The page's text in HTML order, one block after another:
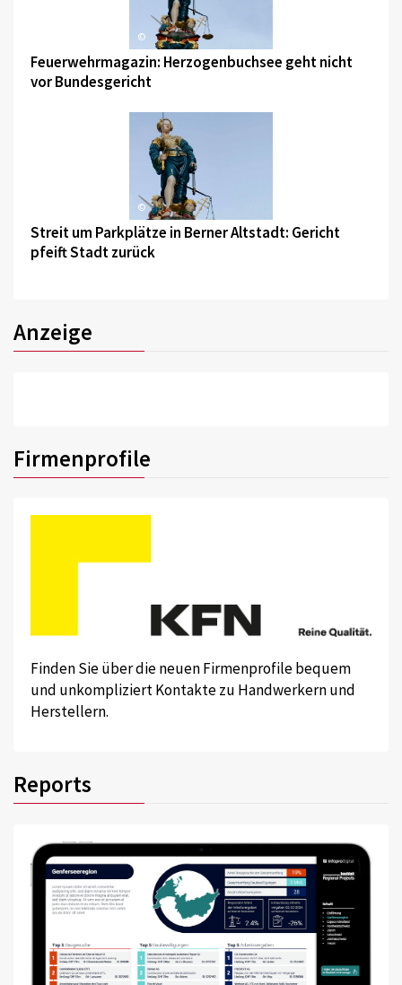
©
Feuerwehrmagazin: Herzogenbuchsee geht nicht
vor Bundesgericht
©
Streit um Parkplätze in Berner Altstadt: Gericht
pfeift Stadt zurück
Anzeige
Firmenprofile
Finden Sie über die neuen Firmenprofile bequem
und unkompliziert Kontakte zu Handwerkern und
Herstellern.
Reports